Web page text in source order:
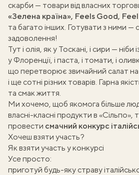
скарби — товари від власних
«Зелена країна», Feels Good,
та багато інших. Готувати з ними —
задоволення!
Тут і олія, як у Тоскані, і сири —
у Флоренції, і паста, і томати, і
що перетворює звичайний салат
і ще сотні різних товарів. Гарна
та смак життя.
Ми хочемо, щоб якомога більше
власні-класні продукти в «Сільпо»,
провести смачний конкурс
Хочеш взяти участь?
Як взяти участь у конкурсі
Усе просто:
приготуй будь-яку страву